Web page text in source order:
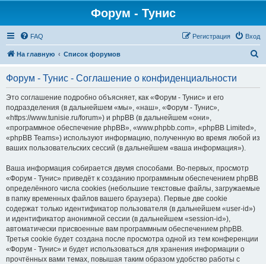
Форум - Тунис
FAQ Вход
Регистрация
На главную Список форумов
Форум - Тунис - Соглашение о конфиденциальности
Это соглашение подробно объясняет, как «Форум - Тунис» и его
подразделения (в дальнейшем «мы», «наш», «Форум - Тунис»,
«https://www.tunisie.ru/forum») и phpBB (в дальнейшем «они»,
«программное обеспечение phpBB», «www.phpbb.com», «phpBB Limited»,
«phpBB Teams») используют информацию, полученную во время любой из
ваших пользовательских сессий (в дальнейшем «ваша информация»).
Ваша информация собирается двумя способами. Во-первых, просмотр
«Форум - Тунис» приведёт к созданию программным обеспечением phpBB
определённого числа cookies (небольшие текстовые файлы, загружаемые
в папку временных файлов вашего браузера). Первые две cookie
содержат только идентификатор пользователя (в дальнейшем «user-id»)
и идентификатор анонимной сессии (в дальнейшем «session-id»),
автоматически присвоенные вам программным обеспечением phpBB.
Третья cookie будет создана после просмотра одной из тем конференции
«Форум - Тунис» и будет использоваться для хранения информации о
прочтённых вами темах, повышая таким образом удобство работы с